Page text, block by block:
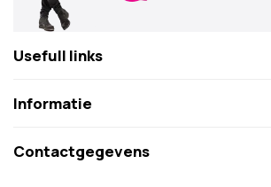
Usefull links
Informatie
Contactgegevens